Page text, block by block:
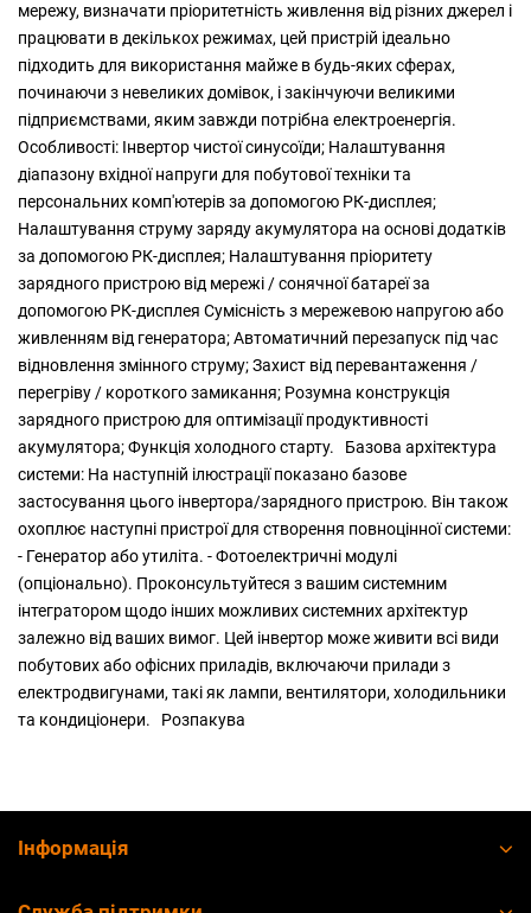
мережу, визначати пріоритетність живлення від різних джерел і
працювати в декількох режимах, цей пристрій ідеально
підходить для використання майже в будь-яких сферах,
починаючи з невеликих домівок, і закінчуючи великими
підприємствами, яким завжди потрібна електроенергія.
Особливості: Інвертор чистої синусоїди; Налаштування
діапазону вхідної напруги для побутової техніки та
персональних комп'ютерів за допомогою РК-дисплея;
Налаштування струму заряду акумулятора на основі додатків
за допомогою РК-дисплея; Налаштування пріоритету
зарядного пристрою від мережі / сонячної батареї за
допомогою РК-дисплея Сумісність з мережевою напругою або
живленням від генератора; Автоматичний перезапуск під час
відновлення змінного струму; Захист від перевантаження /
перегріву / короткого замикання; Розумна конструкція
зарядного пристрою для оптимізації продуктивності
акумулятора; Функція холодного старту. Базова архітектура
системи: На наступній ілюстрації показано базове
застосування цього інвертора/зарядного пристрою. Він також
охоплює наступні пристрої для створення повноцінної системи:
- Генератор або утиліта. - Фотоелектричні модулі
(опціонально). Проконсультуйтеся з вашим системним
інтегратором щодо інших можливих системних архітектур
залежно від ваших вимог. Цей інвертор може живити всі види
побутових або офісних приладів, включаючи прилади з
електродвигунами, такі як лампи, вентилятори, холодильники
та кондиціонери. Розпакува
Інформація